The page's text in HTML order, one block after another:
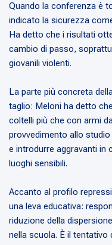
Quando la conferenza è
indicato la sicurezza
Ha detto che i risultati
cambio di passo,
giovanili violenti.
La parte più concreta
taglio: Meloni ha detto
coltelli più che con armi
provvedimento allo
e introdurre aggravanti in
luoghi sensibili.
Accanto al profilo
una leva educativa:
riduzione della
nella scuola. È il tentativo